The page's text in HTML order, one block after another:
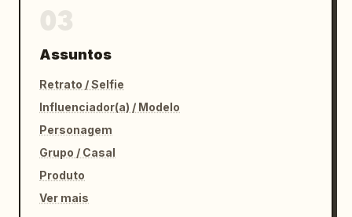
Assuntos
Retrato / Selfie
Influenciador(a) / Modelo
Personagem
Grupo / Casal
Produto
Ver mais